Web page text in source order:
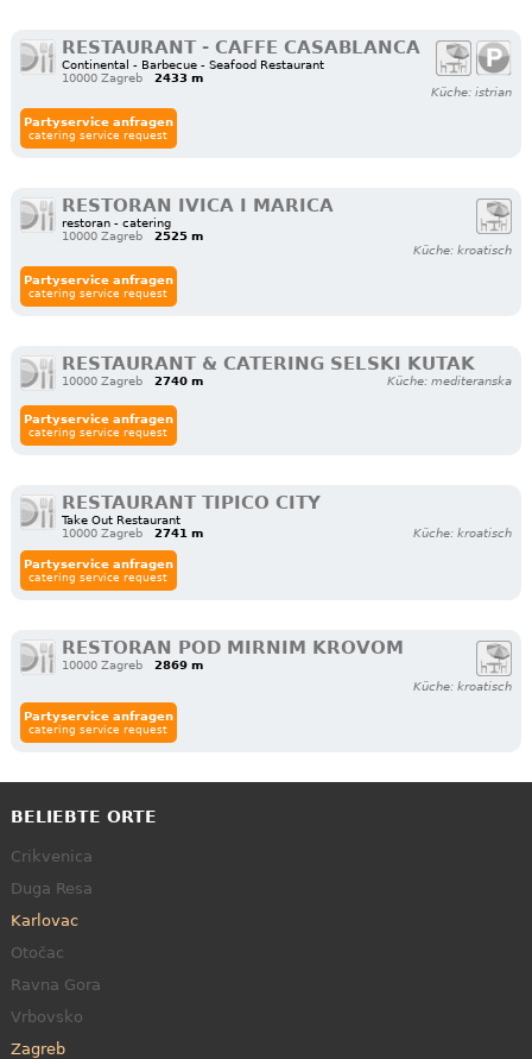
RESTAURANT - CAFFE CASABLANCA
Continental - Barbecue - Seafood Restaurant
10000 Zagreb
2433 m
Küche: istrian
Partyservice anfragen
catering service request
RESTORAN IVICA I MARICA
restoran - catering
10000 Zagreb
2525 m
Küche: kroatisch
Partyservice anfragen
catering service request
RESTAURANT & CATERING SELSKI KUTAK
10000 Zagreb 2740 m Küche: mediteranska
Partyservice anfragen
catering service request
RESTAURANT TIPICO CITY
Take Out Restaurant
10000 Zagreb
2741 m Küche: kroatisch
Partyservice anfragen
catering service request
RESTORAN POD MIRNIM KROVOM
10000 Zagreb
2869 m
Küche: kroatisch
Partyservice anfragen
catering service request
BELIEBTE ORTE
Crikvenica
Duga Resa
Karlovac
Otočac
Ravna Gora
Vrbovsko
Zagreb